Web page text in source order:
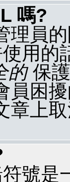
嗎?
理員
用的
的保
員困
章上
號是